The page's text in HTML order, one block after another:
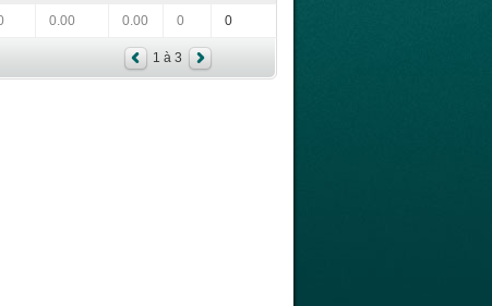
0.00 0.00 0 0
1 à 3